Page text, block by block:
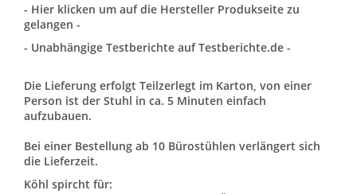
- Hier klicken um auf die Hersteller Produkseite zu
gelangen -
- Unabhängige Testberichte auf Testberichte.de -
Die Lieferung erfolgt Teilzerlegt im Karton, von einer
Person ist der Stuhl in ca. 5 Minuten einfach
aufzubauen.
Bei einer Bestellung ab 10 Bürostühlen verlängert sich
die Lieferzeit.
Köhl spircht für: